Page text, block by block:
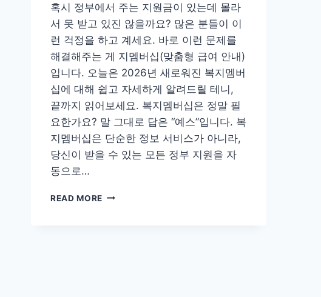
혹시 정부에서 주는 지원금이 있는데 몰라
서 못 받고 있진 않을까요? 많은 분들이 이
런 걱정을 하고 계세요. 바로 이런 문제를
해결해주는 게 지멤버십(맞춤형 급여 안내)
입니다. 오늘은 2026년 새로워진 복지멤버
십에 대해 쉽고 자세하게 알려드릴 테니,
끝까지 읽어보세요. 복지멤버십은 정말 필
요한가요? 말 그대로 답은 “예스”입니다. 복
지멤버십은 단순한 정보 서비스가 아니라,
당신이 받을 수 있는 모든 정부 지원을 자
동으로…
READ MORE 복